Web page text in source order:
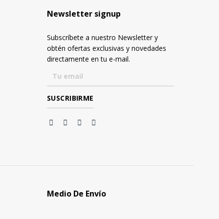
Newsletter signup
Subscríbete a nuestro Newsletter y
obtén ofertas exclusivas y novedades
directamente en tu e-mail.
Medio De Envío